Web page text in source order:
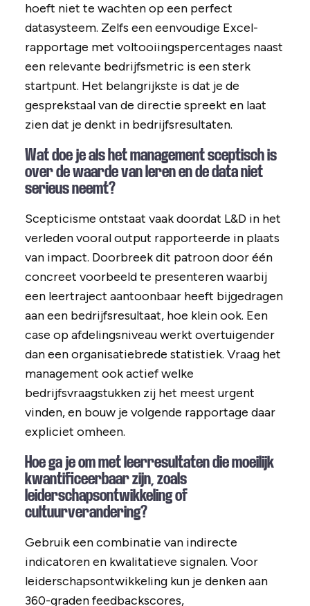
hoeft niet te wachten op een perfect
datasysteem. Zelfs een eenvoudige Excel-
rapportage met voltooiingspercentages naast
een relevante bedrijfsmetric is een sterk
startpunt. Het belangrijkste is dat je de
gesprekstaal van de directie spreekt en laat
zien dat je denkt in bedrijfsresultaten.
Wat doe je als het management sceptisch is
over de waarde van leren en de data niet
serieus neemt?
Scepticisme ontstaat vaak doordat L&D in het
verleden vooral output rapporteerde in plaats
van impact. Doorbreek dit patroon door één
concreet voorbeeld te presenteren waarbij
een leertraject aantoonbaar heeft bijgedragen
aan een bedrijfsresultaat, hoe klein ook. Een
case op afdelingsniveau werkt overtuigender
dan een organisatiebrede statistiek. Vraag het
management ook actief welke
bedrijfsvraagstukken zij het meest urgent
vinden, en bouw je volgende rapportage daar
expliciet omheen.
Hoe ga je om met leerresultaten die moeilijk
kwantificeerbaar zijn, zoals
leiderschapsontwikkeling of
cultuurverandering?
Gebruik een combinatie van indirecte
indicatoren en kwalitatieve signalen. Voor
leiderschapsontwikkeling kun je denken aan
360-graden feedbackscores,